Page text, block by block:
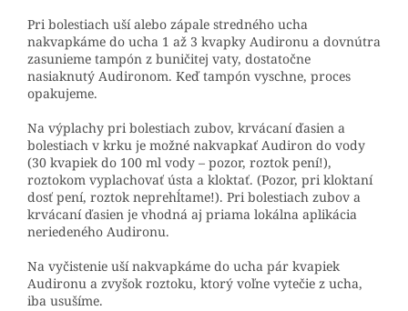
Pri bolestiach uší alebo zápale stredného ucha
nakvapkáme do ucha 1 až 3 kvapky Audironu a dovnútra
zasunieme tampón z buničitej vaty, dostatočne
nasiaknutý Audironom. Keď tampón vyschne, proces
opakujeme.
Na výplachy pri bolestiach zubov, krvácaní ďasien a
bolestiach v krku je možné nakvapkať Audiron do vody
(30 kvapiek do 100 ml vody – pozor, roztok pení!),
roztokom vyplachovať ústa a kloktať. (Pozor, pri kloktaní
dosť pení, roztok neprehĺtame!). Pri bolestiach zubov a
krvácaní ďasien je vhodná aj priama lokálna aplikácia
neriedeného Audironu.
Na vyčistenie uší nakvapkáme do ucha pár kvapiek
Audironu a zvyšok roztoku, ktorý voľne vytečie z ucha,
iba usušíme.